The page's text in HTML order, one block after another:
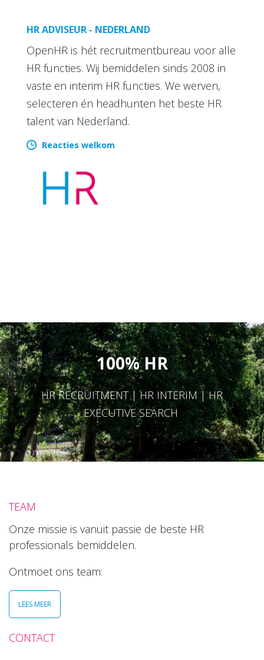
HR ADVISEUR - NEDERLAND
OpenHR is hét recruitmentbureau voor alle
HR functies. Wij bemiddelen sinds 2008 in
vaste en interim HR functies. We werven,
selecteren én headhunten het beste HR
talent van Nederland.
Reacties welkom
100% HR
HR RECRUITMENT | HR INTERIM | HR
EXECUTIVE SEARCH
TEAM
Onze missie is vanuit passie de beste HR
professionals bemiddelen.
Ontmoet ons team:
LEES MEER
CONTACT